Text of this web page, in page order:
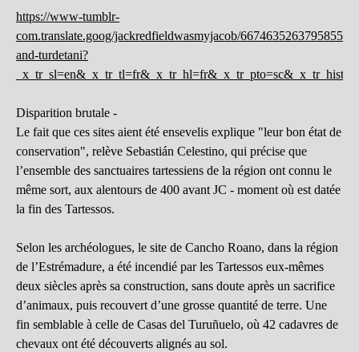
https://www-tumblr-
com.translate.goog/jackredfieldwasmyjacob/667463526379585536/
and-turdetani?
Disparition brutale -
Le fait que ces sites aient été ensevelis explique "leur bon état de
conservation", relève Sebastián Celestino, qui précise que
l’ensemble des sanctuaires tartessiens de la région ont connu le
même sort, aux alentours de 400 avant JC - moment où est datée
la fin des Tartessos.
Selon les archéologues, le site de Cancho Roano, dans la région
de l’Estrémadure, a été incendié par les Tartessos eux-mêmes
deux siècles après sa construction, sans doute après un sacrifice
d’animaux, puis recouvert d’une grosse quantité de terre. Une
fin semblable à celle de Casas del Turuñuelo, où 42 cadavres de
chevaux ont été découverts alignés au sol.